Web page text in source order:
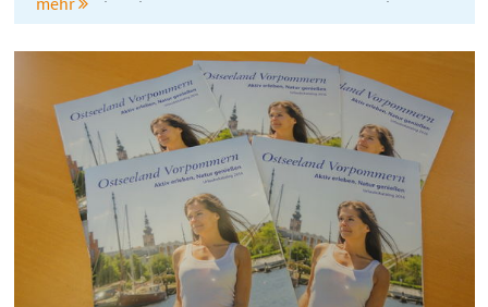
werden eine Liste von Unterkünften für Durchreisende